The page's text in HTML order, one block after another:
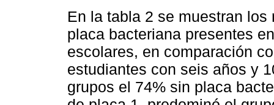
En la tabla 2 se muestran
placa bacteriana presentes
escolares, en comparación
estudiantes con seis años y
grupos el 74% sin placa